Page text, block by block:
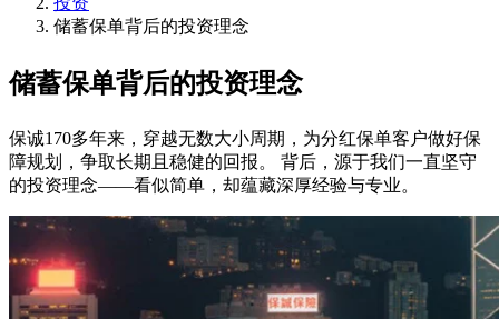
储蓄保单背后的投资理念
储蓄保单背后的投资理念
保诚170多年来，穿越无数大小周期，为分红保单客户做好保
障规划，争取长期且稳健的回报。 背后，源于我们一直坚守
的投资理念——看似简单，却蕴藏深厚经验与专业。